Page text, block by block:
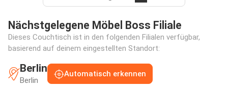
Nächstgelegene Möbel Boss Filiale
Dieses Couchtisch ist in den folgenden Filialen verfügbar,
basierend auf deinem eingestellten Standort:
Berlin
Berlin
Automatisch erkennen